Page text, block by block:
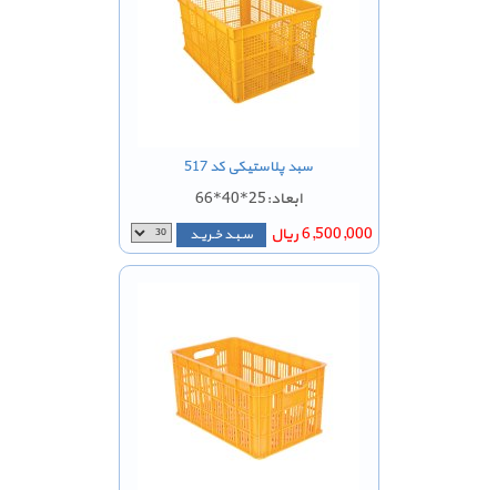
سبد پلاستیکی کد 517
ابعاد:25*40*66
6,500,000 ریال
سـبـد خـریـد